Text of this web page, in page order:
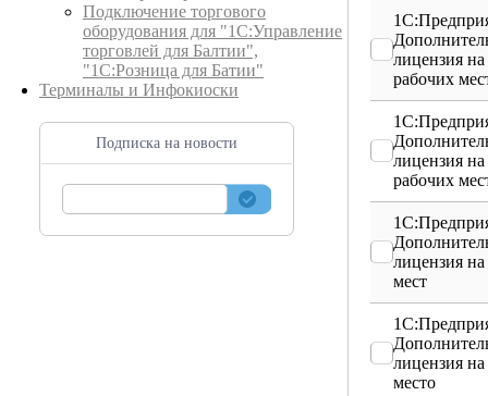
Подключение торгового
оборудования для "1С:Управление
торговлей для Балтии",
"1С:Розница для Батии"
Терминалы и Инфокиоски
Подписка на новости
лицензия на
рабочих
лицензия на
рабочих
лицензия
мест
лицензия на
место